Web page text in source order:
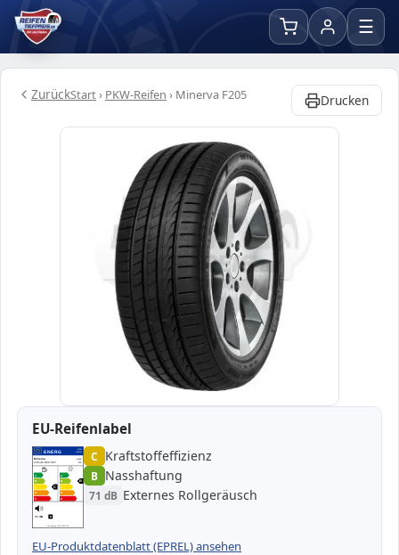
☰
ZurückStart› PKW-Reifen › Minerva F205 Drucken
EU-Reifenlabel
ENERG 1000000
Minerva MV887
245/40 R20 99Y C1
A
B
C
C
D
E
A
B
B
C
D
E
71 dB B
Verordnung (EU) 2020/740
C Kraftstoffeffizienz
B Nasshaftung
71 dB Externes Rollgeräusch
EU-Produktdatenblatt (EPREL) ansehen